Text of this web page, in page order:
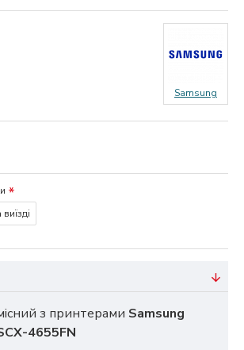
Samsung
з принтерами Samsung
4655FN